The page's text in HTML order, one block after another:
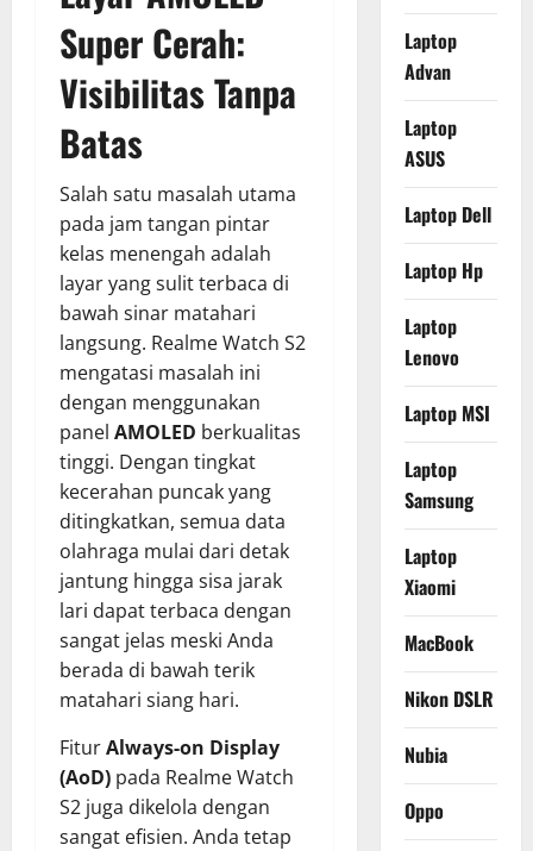
Super Cerah:
Visibilitas Tanpa
Batas
Salah satu masalah utama
pada jam tangan pintar
kelas menengah adalah
layar yang sulit terbaca di
bawah sinar matahari
langsung. Realme Watch S2
mengatasi masalah ini
dengan menggunakan
panel AMOLED berkualitas
tinggi. Dengan tingkat
kecerahan puncak yang
ditingkatkan, semua data
olahraga mulai dari detak
jantung hingga sisa jarak
lari dapat terbaca dengan
sangat jelas meski Anda
berada di bawah terik
matahari siang hari.
FiturAlways-on Display
(AoD) pada Realme Watch
S2 juga dikelola dengan
sangat efisien. Anda tetap
Laptop
Advan
Laptop
ASUS
Laptop Dell
Laptop Hp
Laptop
Lenovo
Laptop MSI
Laptop
Samsung
Laptop
Xiaomi
MacBook
Nikon DSLR
Nubia
Oppo